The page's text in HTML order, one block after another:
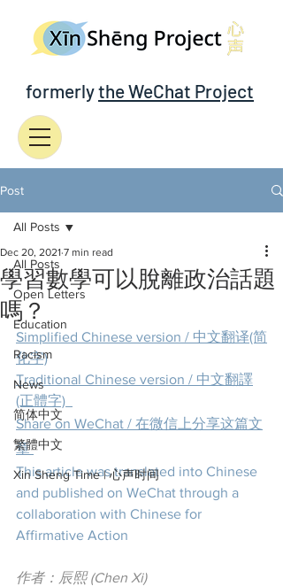
formerlythe WeChat Project
Post
All Posts
Open Letters
Education
Racism
News
简体中文
繁體中文
Xin Sheng Time | 心声时间
All Posts
學習數學可以脫離政治話題
嗎？
Dec 20, 2021 7 min read
Simplified Chinese version / 中文翻译(简
化字)
Traditional Chinese version / 中文翻譯
(正體字)
Share on WeChat / 在微信上分享这篇文
章
This article was translated into Chinese
and published on WeChat through a
collaboration with Chinese for
Affirmative Action
作者：辰熙 (Chen Xi)